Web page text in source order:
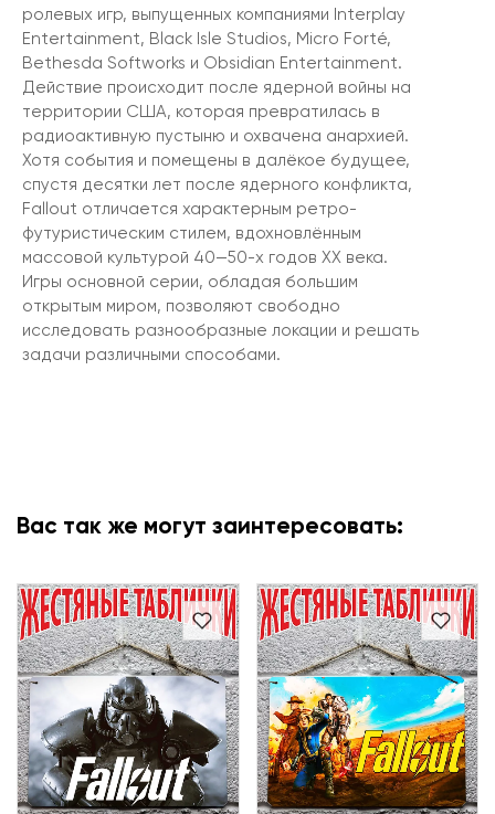
ролевых игр, выпущенных компаниями Interplay
Entertainment, Black Isle Studios, Micro Forté,
Bethesda Softworks и Obsidian Entertainment.
Действие происходит после ядерной войны на
территории США, которая превратилась в
радиоактивную пустыню и охвачена анархией.
Хотя события и помещены в далёкое будущее,
спустя десятки лет после ядерного конфликта,
Fallout отличается характерным ретро-
футуристическим стилем, вдохновлённым
массовой культурой 40—50-х годов XX века.
Игры основной серии, обладая большим
открытым миром, позволяют свободно
исследовать разнообразные локации и решать
задачи различными способами.
Вас так же могут заинтересовать: